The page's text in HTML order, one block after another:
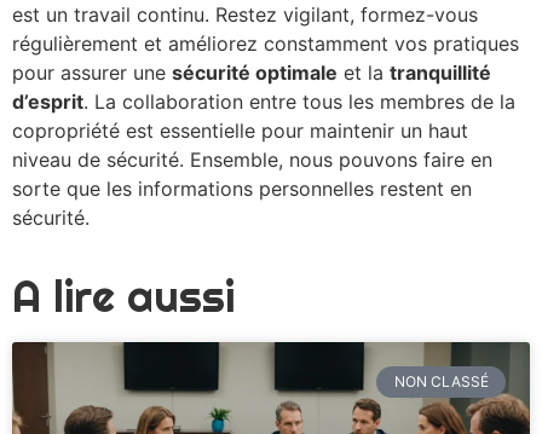
est un travail continu. Restez vigilant, formez-vous
régulièrement et améliorez constamment vos pratiques
pour assurer une sécurité optimale et la tranquillité
d’esprit. La collaboration entre tous les membres de la
copropriété est essentielle pour maintenir un haut
niveau de sécurité. Ensemble, nous pouvons faire en
sorte que les informations personnelles restent en
sécurité.
A lire aussi
NON CLASSÉ